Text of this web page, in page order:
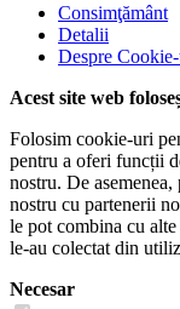
Consimţământ
Detalii
Despre
Acest site web
Folosim cookie-uri
pentru a oferi funcții
nostru. De
nostru cu partenerii
le pot combina cu
le-au colectat din
Necesar